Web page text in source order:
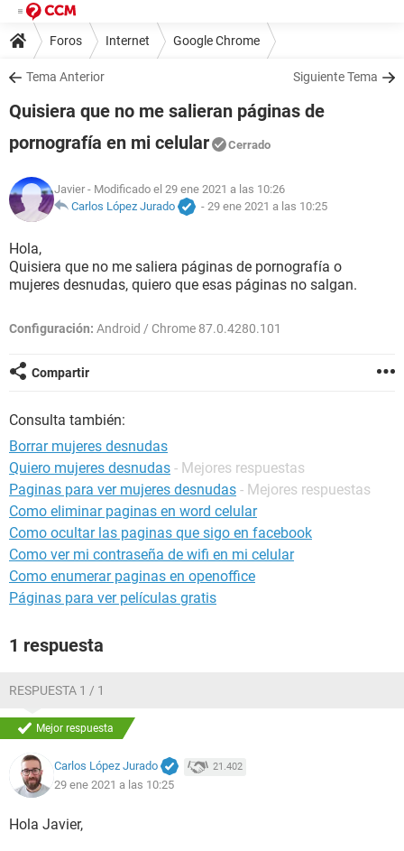
Foros Internet Google Chrome
Tema Anterior Siguiente Tema
Quisiera que no me salieran páginas de
pornografía en mi celular
Cerrado
Javier - Modificado el 29 ene 2021 a las 10:26
Carlos López Jurado
- 29 ene 2021 a las 10:25
Hola,
Quisiera que no me saliera páginas de pornografía o
mujeres desnudas, quiero que esas páginas no salgan.
Configuración: Android / Chrome 87.0.4280.101
Compartir
Consulta también:
Borrar mujeres desnudas
Quiero mujeres desnudas - Mejores respuestas
Paginas para ver mujeres desnudas - Mejores respuestas
Como eliminar paginas en word celular
Como ocultar las paginas que sigo en facebook
Como ver mi contraseña de wifi en mi celular
Como enumerar paginas en openoffice
Páginas para ver películas gratis
1 respuesta
RESPUESTA 1 / 1
Mejor respuesta
Carlos López Jurado 21.402
29 ene 2021 a las 10:25
Hola Javier,